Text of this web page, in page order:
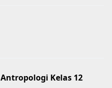
Antropologi Kelas 12